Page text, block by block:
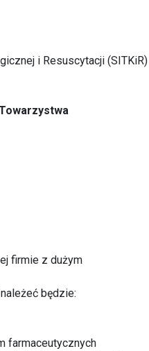
i Resuscytacji (SITKiR)
firmie z dużym
będzie:
farmaceutycznych